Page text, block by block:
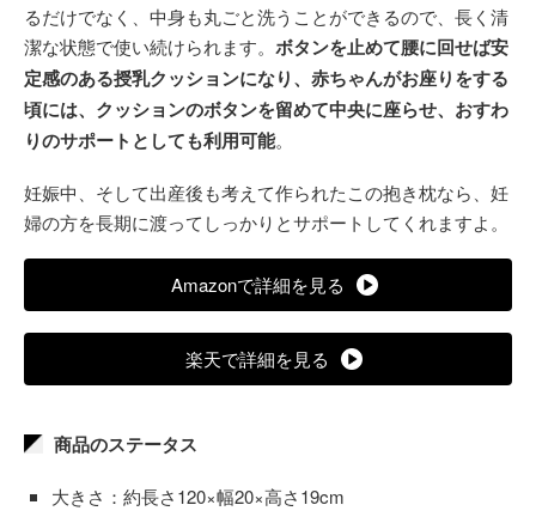
るだけでなく、中身も丸ごと洗うことができるので、長く清
潔な状態で使い続けられます。 ボタンを止めて腰に回せば安
定感のある授乳クッションになり、赤ちゃんがお座りをする
頃には、クッションのボタンを留めて中央に座らせ、おすわ
りのサポートとしても利用可能。
妊娠中、そして出産後も考えて作られたこの抱き枕なら、妊
婦の方を長期に渡ってしっかりとサポートしてくれますよ。
Amazonで詳細を見る
楽天で詳細を見る
商品のステータス
大きさ：約長さ120×幅20×高さ19cm